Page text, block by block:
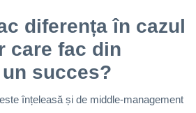
diferența în cazul
care fac din
succes?
înțeleasă și de middle-management